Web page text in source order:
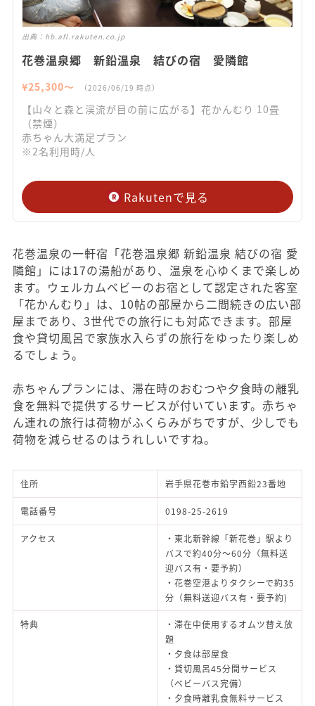
出典： hb.afl.rakuten.co.jp
花巻温泉郷 新鉛温泉 結びの宿 愛隣館
¥25,300〜 （2026/06/19 時点）
【山々と森と渓流が目の前に広がる】花かんむり 10畳
（禁煙）
赤ちゃん大満足プラン
※2名利用時/人
Rakutenで見る
花巻温泉の一軒宿「花巻温泉郷 新鉛温泉 結びの宿 愛
隣館」には17の湯船があり、温泉を心ゆくまで楽しめ
ます。ウェルカムベビーのお宿として認定された客室
「花かんむり」は、10帖の部屋から二間続きの広い部
屋まであり、3世代での旅行にも対応できます。部屋
食や貸切風呂で家族水入らずの旅行をゆったり楽しめ
るでしょう。
赤ちゃんプランには、滞在時のおむつや夕食時の離乳
食を無料で提供するサービスが付いています。赤ちゃ
ん連れの旅行は荷物がふくらみがちですが、少しでも
荷物を減らせるのはうれしいですね。
住所 岩手県花巻市鉛字西鉛23番地
電話番号 0198-25-2619
アクセス
・東北新幹線「新花巻」駅より
バスで約40分～60分（無料送
迎バス有・要予約）
・花巻空港よりタクシーで約35
分（無料送迎バス有・要予約)
特典
・滞在中使用するオムツ替え放
題
・夕食は部屋食
・貸切風呂45分間サービス
（ベビーバス完備）
・夕食時離乳食無料サービス